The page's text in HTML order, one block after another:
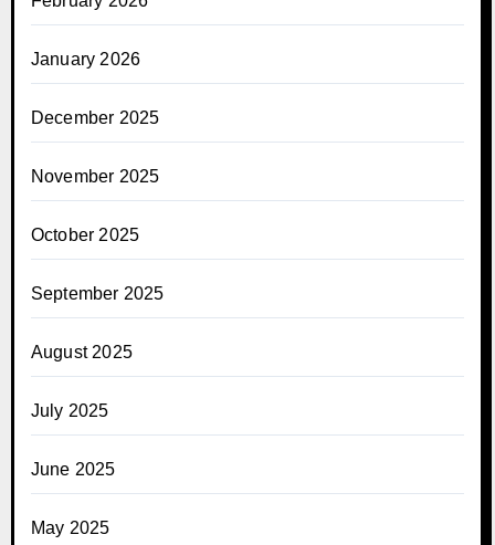
January 2026
December 2025
November 2025
October 2025
September 2025
August 2025
July 2025
June 2025
May 2025